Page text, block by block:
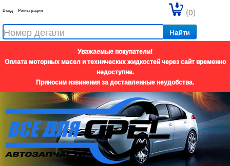
Вход Регистрация
Найти
(0)
Уважаемые покупатели!
Оплата моторных масел и технических жидкостей через сайт временно
недоступна.
Приносим извинения за доставленные неудобства.